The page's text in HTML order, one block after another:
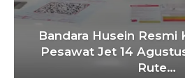
Bandara Husein Resmi
Pesawat Jet 14
Rute…